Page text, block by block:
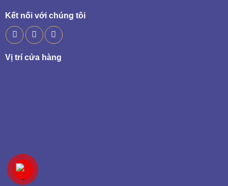
Kết nối với chúng tôi
Vị trí cửa hàng